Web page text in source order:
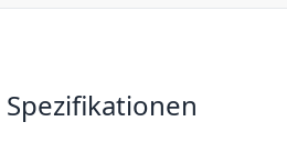
Spezifikationen